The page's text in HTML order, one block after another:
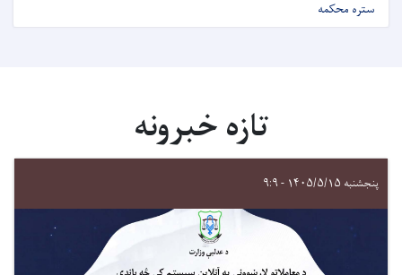
ستره محکمه
تازه خبرونه
پنجشنبه ۱۴۰۵/۵/۱۵ - ۹:۹